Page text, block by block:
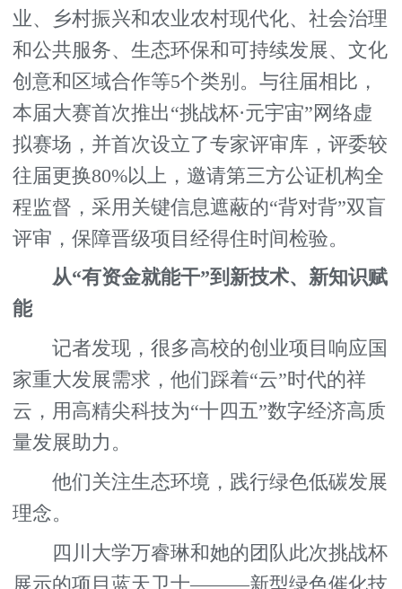
业、乡村振兴和农业农村现代化、社会治理
和公共服务、生态环保和可持续发展、文化
创意和区域合作等5个类别。与往届相比，
本届大赛首次推出“挑战杯·元宇宙”网络虚
拟赛场，并首次设立了专家评审库，评委较
往届更换80%以上，邀请第三方公证机构全
程监督，采用关键信息遮蔽的“背对背”双盲
评审，保障晋级项目经得住时间检验。
从“有资金就能干”到新技术、新知识赋
能
记者发现，很多高校的创业项目响应国
家重大发展需求，他们踩着“云”时代的祥
云，用高精尖科技为“十四五”数字经济高质
量发展助力。
他们关注生态环境，践行绿色低碳发展
理念。
四川大学万睿琳和她的团队此次挑战杯